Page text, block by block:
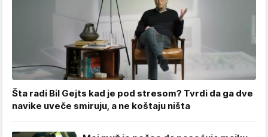
Šta radi Bil Gejts kad je pod stresom? Tvrdi da ga dve
navike uveče smiruju, a ne koštaju ništa